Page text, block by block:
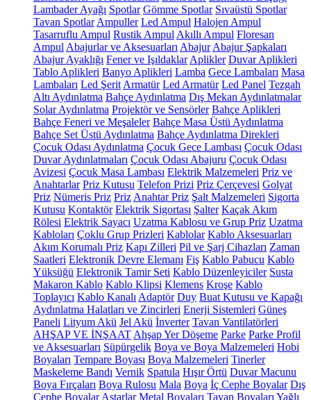
Lambader Ayağı Spotlar Gömme Spotlar Sıvaüstü Spotlar
Tavan Spotlar Ampuller Led Ampul Halojen Ampul
Tasarruflu Ampul Rustik Ampul Akıllı Ampul Floresan
Ampul Abajurlar ve Aksesuarları Abajur Abajur Şapkaları
Abajur Ayaklığı Fener ve Işıldaklar Aplikler Duvar Aplikleri
Tablo Aplikleri Banyo Aplikleri Lamba Gece Lambaları Masa
Lambaları Led Şerit Armatür Led Armatür Led Panel Tezgah
Altı Aydınlatma Bahçe Aydınlatma Dış Mekan Aydınlatmalar
Solar Aydınlatma Projektör ve Sensörler Bahçe Aplikleri
Bahçe Feneri ve Meşaleler Bahçe Masa Üstü Aydınlatma
Bahçe Set Üstü Aydınlatma Bahçe Aydınlatma Direkleri
Çocuk Odası Aydınlatma Çocuk Gece Lambası Çocuk Odası
Duvar Aydınlatmaları Çocuk Odası Abajuru Çocuk Odası
Avizesi Çocuk Masa Lambası Elektrik Malzemeleri Priz ve
Anahtarlar Priz Kutusu Telefon Prizi Priz Çerçevesi Golyat
Priz Nümeris Priz Priz Anahtar Priz Şalt Malzemeleri Sigorta
Kutusu Kontaktör Elektrik Sigortası Şalter Kaçak Akım
Rölesi Elektrik Sayacı Uzatma Kablosu ve Grup Priz Uzatma
Kabloları Çoklu Grup Prizleri Kablolar Kablo Aksesuarları
Akım Korumalı Priz Kapı Zilleri Pil ve Şarj Cihazları Zaman
Saatleri Elektronik Devre Elemanı Fiş Kablo Pabucu Kablo
Yüksüğü Elektronik Tamir Seti Kablo Düzenleyiciler Susta
Makaron Kablo Kablo Klipsi Klemens Kroşe Kablo
Toplayıcı Kablo Kanalı Adaptör Duy Buat Kutusu ve Kapağı
Aydınlatma Halatları ve Zincirleri Enerji Sistemleri Güneş
Paneli Lityum Akü Jel Akü İnverter Tavan Vantilatörleri
AHŞAP VE İNŞAAT Ahşap Yer Döşeme Parke Parke Profil
ve Aksesuarları Süpürgelik Boya ve Boya Malzemeleri Hobi
Boyaları Tempare Boyası Boya Malzemeleri Tinerler
Maskeleme Bandı Vernik Spatula Hışır Örtü Duvar Macunu
Boya Fırçaları Boya Rulosu Mala Boya İç Cephe Boyalar Dış
Cephe Boyalar Astarlar Metal Boyaları Tavan Boyaları Yağlı